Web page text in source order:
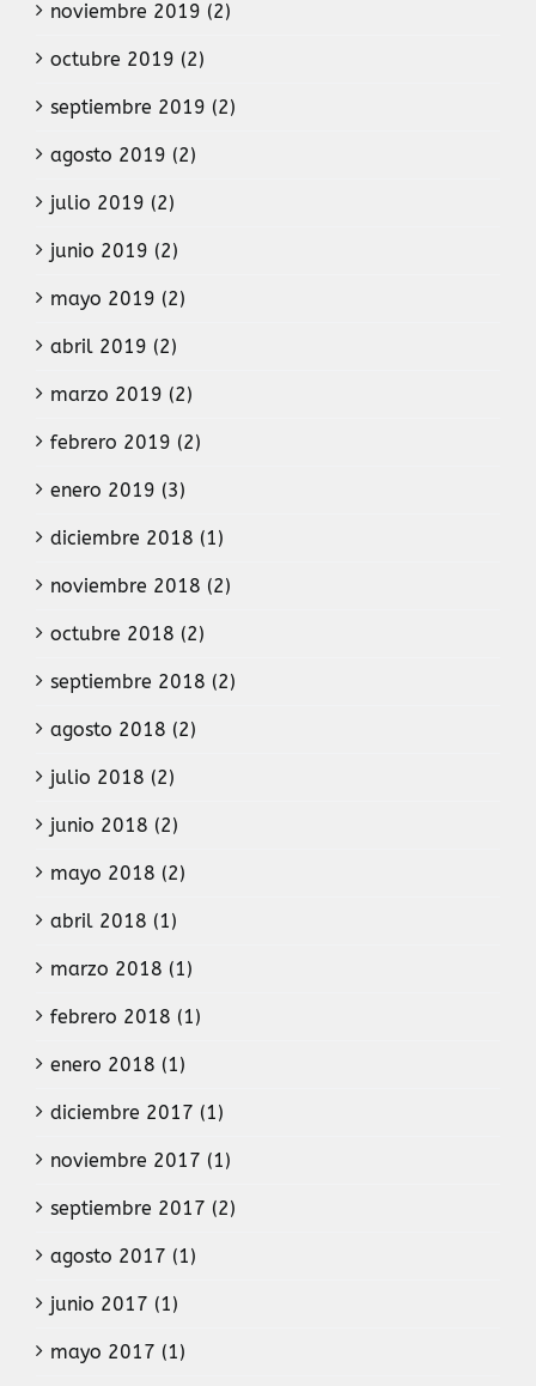
noviembre 2019 (2)
octubre 2019 (2)
septiembre 2019 (2)
agosto 2019 (2)
julio 2019 (2)
junio 2019 (2)
mayo 2019 (2)
abril 2019 (2)
marzo 2019 (2)
febrero 2019 (2)
enero 2019 (3)
diciembre 2018 (1)
noviembre 2018 (2)
octubre 2018 (2)
septiembre 2018 (2)
agosto 2018 (2)
julio 2018 (2)
junio 2018 (2)
mayo 2018 (2)
abril 2018 (1)
marzo 2018 (1)
febrero 2018 (1)
enero 2018 (1)
diciembre 2017 (1)
noviembre 2017 (1)
septiembre 2017 (2)
agosto 2017 (1)
junio 2017 (1)
mayo 2017 (1)